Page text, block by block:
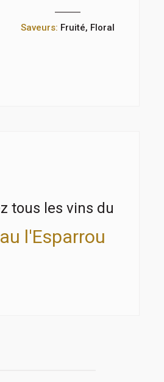
Saveurs: Fruité, Floral
tous les vins du
l'Esparrou